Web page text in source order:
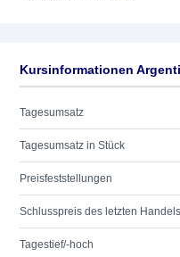
Kursinformationen
Tagesumsatz
Tagesumsatz in Stück
Preisfeststellungen
Schlusspreis des letzten
Tagestief/-hoch